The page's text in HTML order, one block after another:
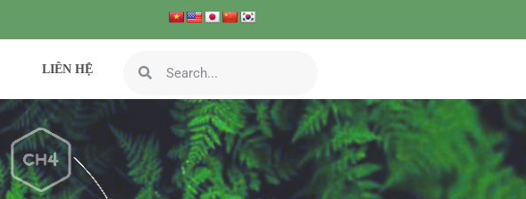
LIÊN HỆ